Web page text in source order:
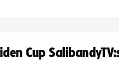
Cup